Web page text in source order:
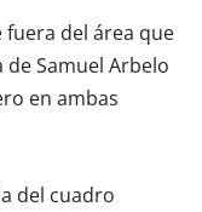
del área que
Samuel Arbelo
en ambas
del cuadro